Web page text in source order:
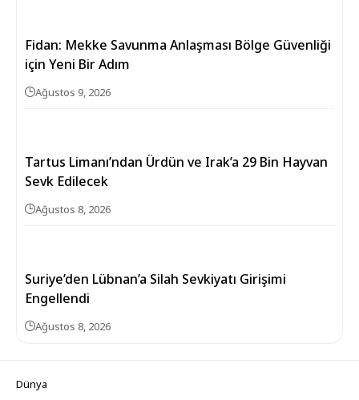
Fidan: Mekke Savunma Anlaşması Bölge Güvenliği
için Yeni Bir Adım
Ağustos 9, 2026
Tartus Limanı’ndan Ürdün ve Irak’a 29 Bin Hayvan
Sevk Edilecek
Ağustos 8, 2026
Suriye’den Lübnan’a Silah Sevkiyatı Girişimi
Engellendi
Ağustos 8, 2026
Dünya